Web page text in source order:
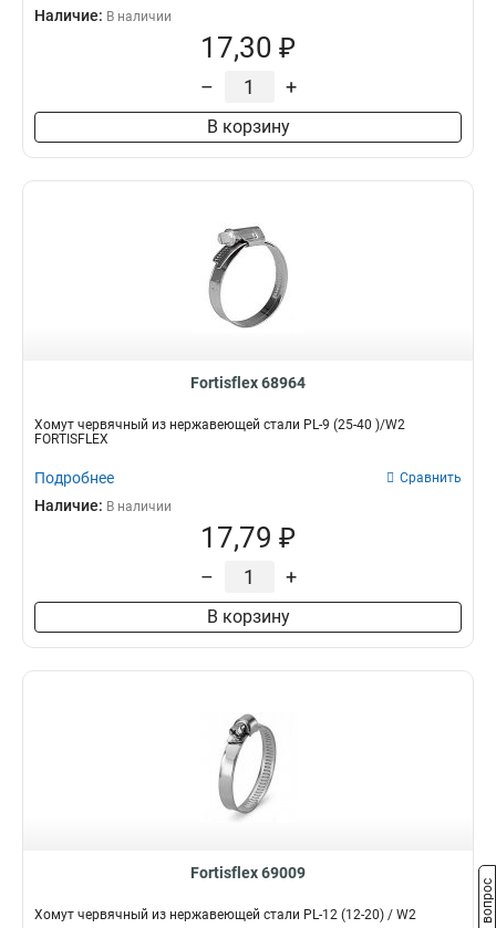
Наличие: В наличии
17,30 ₽
– +
В корзину
Fortisflex 68964
Хомут червячный из нержавеющей стали PL-9 (25-40 )/W2
FORTISFLEX
Подробнее Сравнить
Наличие: В наличии
17,79 ₽
– +
В корзину
Fortisflex 69009
Хомут червячный из нержавеющей стали PL-12 (12-20) / W2